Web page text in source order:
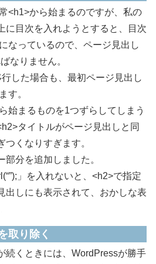
<h1>から始まるのですが、私の
に目次を入れようとすると、目次
なっているので、ページ見出し
なりません。
した場合も、最初ページ見出し
す。
始まるものを1つずらしてしまう
タイトルがページ見出しと同
つくなりすぎます。
分を追加しました。
」を入れないと、<h2>で指定
出しにも表示されて、おかしな表
取り除く
くときには、WordPressが勝手